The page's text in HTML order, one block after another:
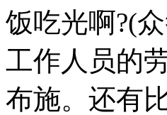
饭吃光啊?(
工作人员的
布施。还有